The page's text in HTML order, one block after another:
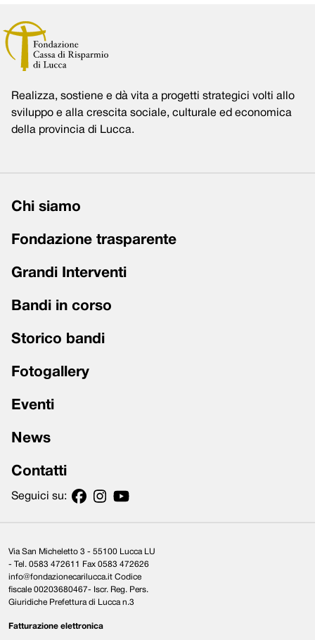
Realizza, sostiene e dà vita a progetti strategici volti allo
sviluppo e alla crescita sociale, culturale ed economica
della provincia di Lucca.
Chi siamo
Fondazione trasparente
Grandi Interventi
Bandi in corso
Storico bandi
Fotogallery
Eventi
News
Contatti
Seguici su:
Via San Micheletto 3 - 55100 Lucca LU
- Tel. 0583 472611 Fax 0583 472626
info@fondazionecarilucca.it Codice
fiscale 00203680467- Iscr. Reg. Pers.
Giuridiche Prefettura di Lucca n.3
Fatturazione elettronica